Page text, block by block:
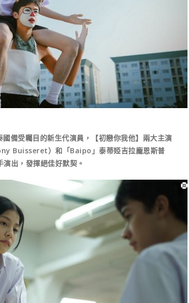
國備受矚目的新生代演員，【初戀你我他】兩大主演
Buisseret）和「Baipo」泰蒂婭吉拉龐恩斯普
出，發揮絕佳好默契。